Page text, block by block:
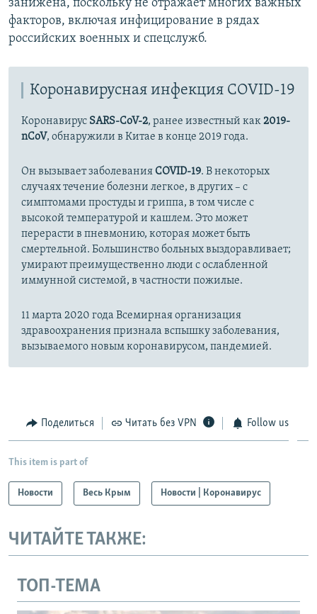
занижена, поскольку не отражает многих важных
факторов, включая инфицирование в рядах
российских военных и спецслужб.
Коронавирусная инфекция COVID-19
Коронавирус SARS-CoV-2, ранее известный как2019-
nCoV, обнаружили в Китае в конце 2019 года.
Он вызывает заболеванияCOVID-19. В некоторых
случаях течение болезни легкое, в других – с
симптомами простуды и гриппа, в том числе с
высокой температурой и кашлем. Это может
перерасти в пневмонию, которая может быть
смертельной. Большинство больных выздоравливает;
умирают преимущественно люди с ослабленной
иммунной системой, в частности пожилые.
11 марта 2020 года Всемирная организация
здравоохранения признала вспышку заболевания,
вызываемого новым коронавирусом, пандемией.
Поделиться Читать без VPN Follow us
This item is part of
Новости Весь Крым Новости | Коронавирус
ЧИТАЙТЕ ТАКЖЕ:
ТОП-ТЕМА